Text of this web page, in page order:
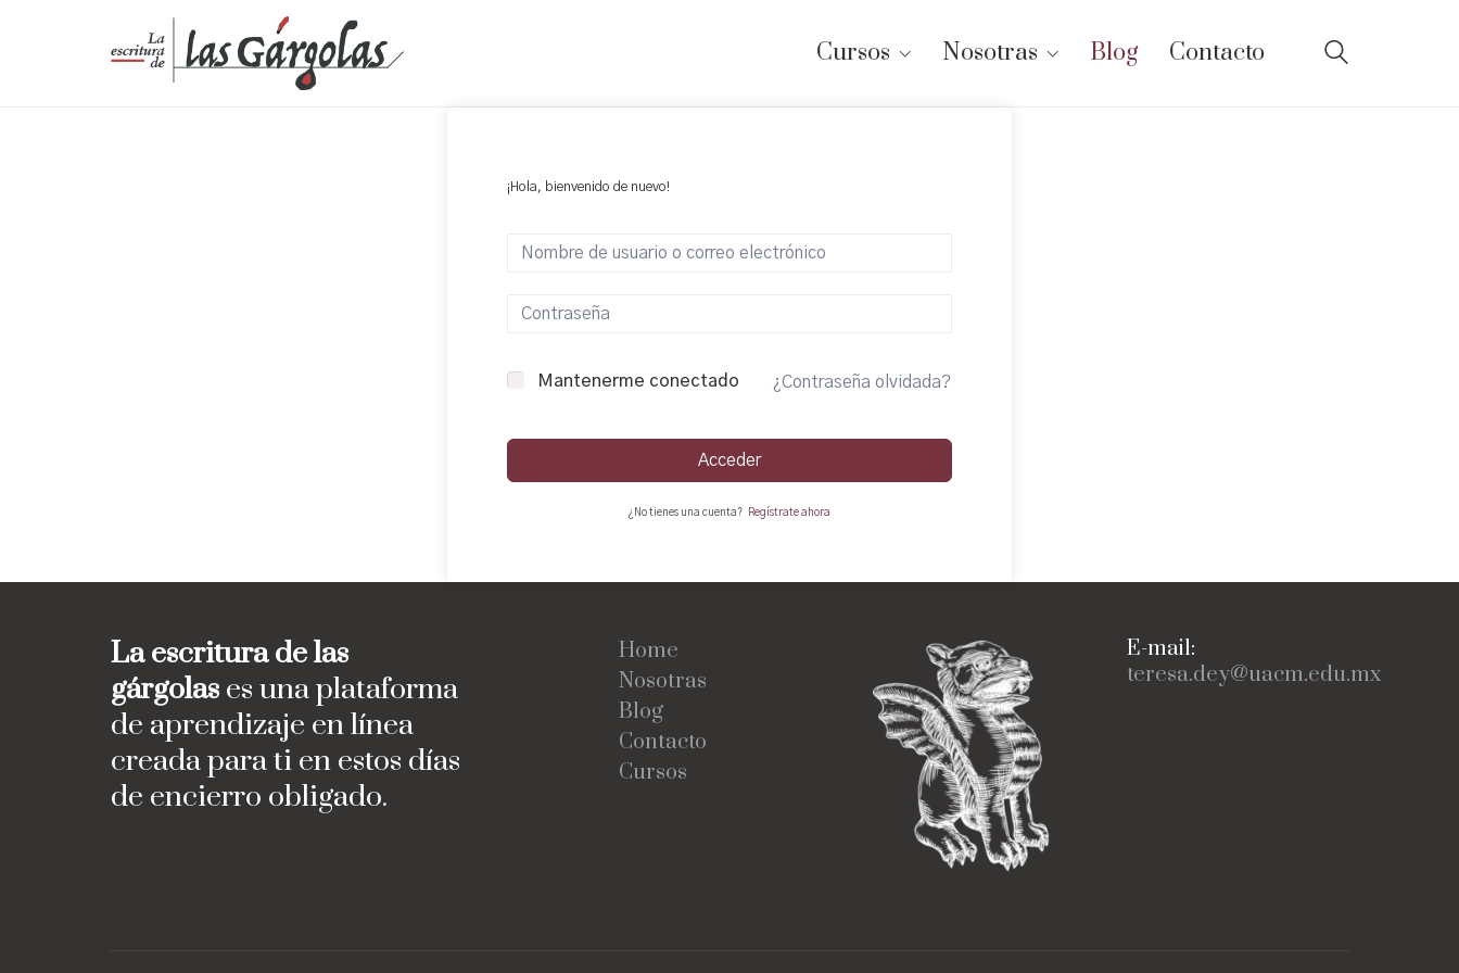
Cursos Nosotras Blog Contacto
¡Hola, bienvenido de nuevo!
Mantenerme conectado ¿Contraseña olvidada?
Acceder
¿No tienes una cuenta? Regístrate ahora
La escritura de las
gárgolas es una plataforma
de aprendizaje en línea
creada para ti en estos días
de encierro obligado.
Home
Nosotras
Blog
Contacto
Cursos
E-mail:
teresa.dey@uacm.edu.mx